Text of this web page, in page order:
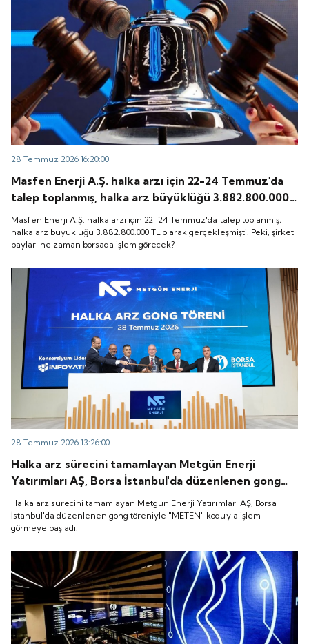
28 Temmuz 2026 16:20:00
Masfen Enerji A.Ş. halka arzı için 22-24 Temmuz'da
talep toplanmış, halka arz büyüklüğü 3.882.800.000
TL olarak gerçekleşmişti. Peki, şirket payları ne
zaman borsada işlem görecek?
Masfen Enerji A.Ş. halka arzı için 22-24 Temmuz'da talep toplanmış,
halka arz büyüklüğü 3.882.800.000 TL olarak gerçekleşmişti. Peki, şirket
payları ne zaman borsada işlem görecek?
28 Temmuz 2026 13:26:00
Halka arz sürecini tamamlayan Metgün Enerji
Yatırımları AŞ, Borsa İstanbul'da düzenlenen gong
töreniyle "METEN" koduyla işlem görmeye başladı.
Halka arz sürecini tamamlayan Metgün Enerji Yatırımları AŞ, Borsa
İstanbul'da düzenlenen gong töreniyle "METEN" koduyla işlem
görmeye başladı.